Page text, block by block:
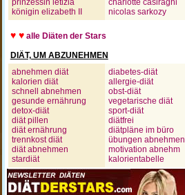
prinzessin letizia
königin elizabeth II
charlotte casiraghi
nicolas sarkozy
♥ ♥ alle Diäten der Stars
DIÄT, UM ABZUNEHMEN
abnehmen diät
kalorien diät
schnell abnehmen
gesunde ernährung
detox-diät
diät pillen
diät ernährung
trennkost diät
diät abnehmen
stardiät
diabetes-diät
allergie-diät
obst-diät
vegetarische diät
sport-diät
diätfrei
diätpläne im büro
übungen abnehmen
motivation abnehm
kalorientabelle